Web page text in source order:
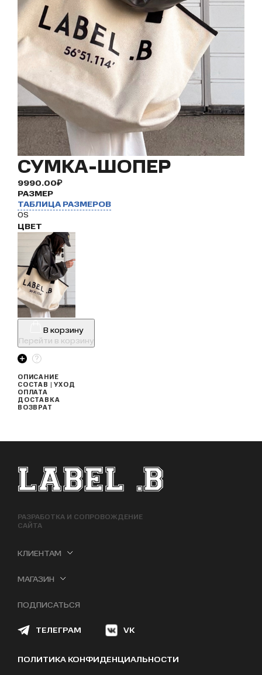
СУМКА-ШОПЕР
9990.00₽
РАЗМЕР
ТАБЛИЦА РАЗМЕРОВ
OS
ЦВЕТ
В корзину
Перейти в корзину
ОПИСАНИЕ
СОСТАВ | УХОД
ОПЛАТА
ДОСТАВКА
ВОЗВРАТ
ФУТЕР САЙТА
РАЗРАБОТКА И СОПРОВОЖДЕНИЕ
САЙТА
КЛИЕНТАМ
МАГАЗИН
ПОДПИСАТЬСЯ
ТЕЛЕГРАМ VK
ПОЛИТИКА КОНФИДЕНЦИАЛЬНОСТИ